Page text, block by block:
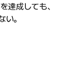
達成しても、
。